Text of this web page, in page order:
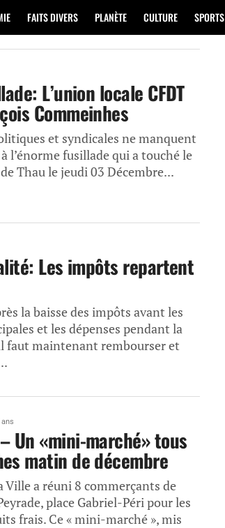
FAITS DIVERS PLANÈTE CULTURE SPORTS
L’union locale CFDT
Commeinhes
et syndicales ne manquent
l’énorme fusillade qui a touché le
Thau le jeudi 03 Décembre...
Les impôts repartent
la baisse des impôts avant les
et les dépenses pendant la
faut maintenant rembourser et
ans
Un «mini-marché» tous
matin de décembre
Ville a réuni 8 commerçants de
place Gabriel-Péri pour les
frais. Ce « mini-marché », mis